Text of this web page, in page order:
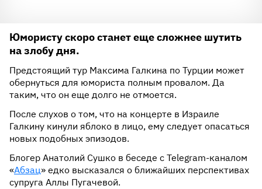
Юмористу скоро станет еще сложнее шутить
на злобу дня.
Предстоящий тур Максима Галкина по Турции может
обернуться для юмориста полным провалом. Да
таким, что он еще долго не отмоется.
После слухов о том, что на концерте в Израиле
Галкину кинули яблоко в лицо, ему следует опасаться
новых подобных эпизодов.
Блогер Анатолий Сушко в беседе с Telegram-каналом
«Абзац» едко высказался о ближайших перспективах
супруга Аллы Пугачевой.